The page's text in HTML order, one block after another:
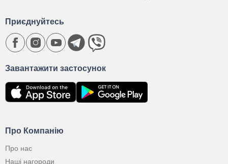
Про Компанію
Про нас
Наші нагороди
Завантажити застосунок
Приєднуйтесь